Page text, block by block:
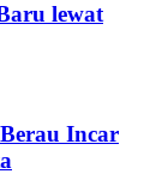
lewat
Incar